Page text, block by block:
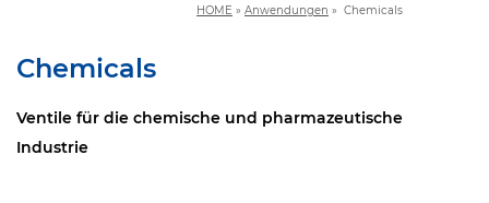
HOME » Anwendungen » Chemicals
Chemicals
Ventile für die chemische und pharmazeutische
Industrie